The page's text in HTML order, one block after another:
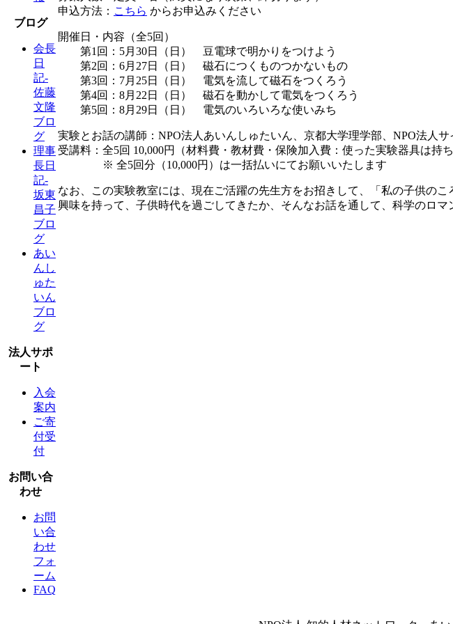
ブログ
会長
日
記-
佐藤
文隆
ブロ
グ
理事
長日
記-
坂東
昌子
ブロ
グ
あい
んし
ゅた
いん
ブロ
グ
法人サポ
ート
入会
案内
ご寄
付受
付
お問い合
わせ
お問
い合
わせ
フォ
ーム
FAQ
申込方法： こちら からお申込みください
開催日・内容（全5回）
第1回：5月30日（日） 豆電球で明かりをつけよう
第2回：6月27日（日） 磁石につくものつかないもの
第3回：7月25日（日） 電気を流して磁石をつくろう
第4回：8月22日（日） 磁石を動かして電気をつくろう
第5回：8月29日（日） 電気のいろいろな使いみち
実験とお話の講師：NPO法人あいんしゅたいん、京都大学理学部、NPO法人
受講料：全5回 10,000円（材料費・教材費・保険加入費：使った実験器具は持
※ 全5回分（10,000円）は一括払いにてお願いいたします
なお、この実験教室には、現在ご活躍の先生方をお招きして、「私の子供の
興味を持って、子供時代を過ごしてきたか、そんなお話を通して、科学のロマ